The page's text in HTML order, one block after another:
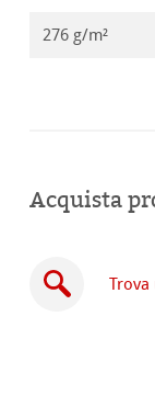
276 g/m²
Acquista